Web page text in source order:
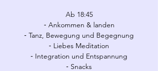
Ab 18:45
⁃ Ankommen & landen
⁃ Tanz, Bewegung und Begegnung
⁃ Liebes Meditation
⁃ Integration und Entspannung
⁃ Snacks